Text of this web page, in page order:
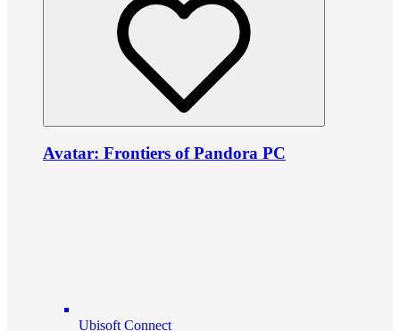
Avatar: Frontiers of Pandora PC
Ubisoft Connect